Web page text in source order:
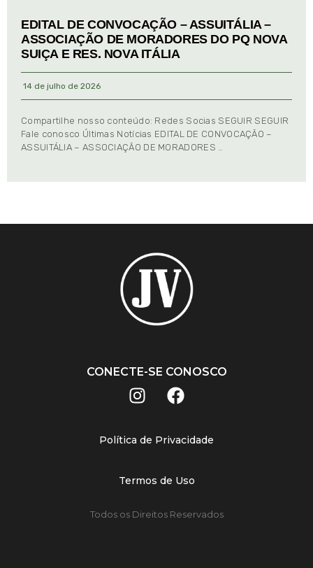
EDITAL DE CONVOCAÇÃO – ASSUITÁLIA –
ASSOCIAÇÃO DE MORADORES DO PQ NOVA
SUIÇA E RES. NOVA ITÁLIA
14 de julho de 2026
Compartilhe nosso conteúdo: Redes Socias SEGUIR SEGUIR
Fale conosco Últimas Notícias EDITAL DE CONVOCAÇÃO –
ASSUITÁLIA – ASSOCIAÇÃO DE MORADORES …
CONECTE-SE CONOSCO
Política de Privacidade
Termos de Uso
Todos os Direitos Reservados